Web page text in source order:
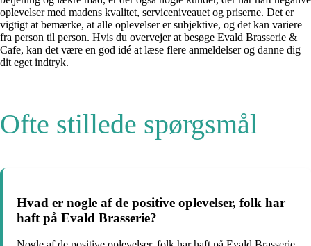
oplevelser med madens kvalitet, serviceniveauet og priserne. Det er
vigtigt at bemærke, at alle oplevelser er subjektive, og det kan variere
fra person til person. Hvis du overvejer at besøge Evald Brasserie &
Cafe, kan det være en god idé at læse flere anmeldelser og danne dig
dit eget indtryk.
Ofte stillede spørgsmål
Hvad er nogle af de positive oplevelser, folk har
haft på Evald Brasserie?